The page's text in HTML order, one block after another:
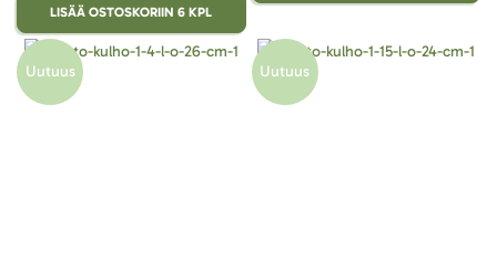
LISÄÄ OSTOSKORIIN 6 KPL
Uutuus Uutuus